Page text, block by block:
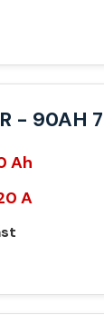
- 90AH
Ah
A